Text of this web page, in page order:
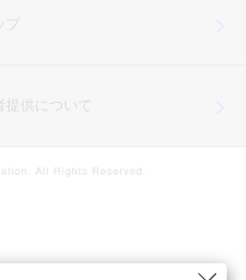
プ
提供について